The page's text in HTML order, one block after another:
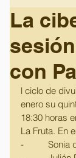
La
con
l ciclo de
enero su
18:30 horas
La Fruta. En
-          Sonia